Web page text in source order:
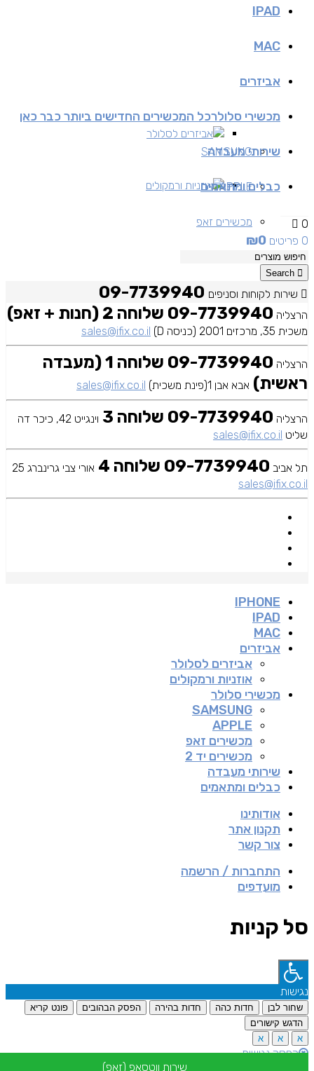
IPAD
MAC
אביזרים
אביזרים לסלולר
אוזניות ורמקולים
מכשירי סלולרכל המכשירים החדישים ביותר כבר כאן
SAMSUNG
APPLE
מכשירים זאפ
שירותי מעבדה
כבלים ומתאמים
0
0 פריטים
₪0
Search
שירות לקוחות וסניפים
הרצליה 09-7739940 שלוחה 2 (חנות + זאפ)
משכית 35, מרכזים 2001 (כניסה D) sales@ifix.co.il
הרצליה
09-7739940 שלוחה 1 (מעבדה
ראשית) אבא אבן 1(פינת משכית) sales@ifix.co.il
הרצליה 09-7739940 שלוחה 3
וינגייט 42, כיכר דה
שליט sales@ifix.co.il
תל אביב 09-7739940 שלוחה 4
אורי צבי גרינברג 25
sales@ifix.co.il
IPHONE
IPAD
MAC
אביזרים
אביזרים לסלולר
אוזניות ורמקולים
מכשירי סלולר
SAMSUNG
APPLE
מכשירים זאפ
מכשירים יד 2
שירותי מעבדה
כבלים ומתאמים
אודותינו
תקנון אתר
צור קשר
התחברות / הרשמה
מועדפים
סל קניות
נגישות
שחור לבן חדות כהה חדות בהירה הפסק הבהובים
פונט קריא
הדגש קישורים
א
א א
הפסק נגישות
שירות ווטסאפ (זאפ)